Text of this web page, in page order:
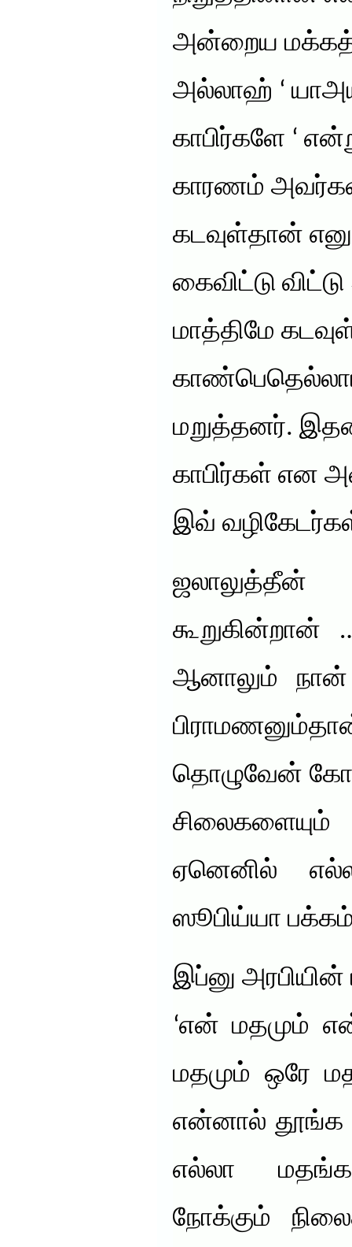
அன்றைய
அல்லாஹ் ‘
காபிர்களே ‘
காரணம்
கடவுள்தான்
கைவிட்டு
மாத்திமே
மறுத்தனர்.
காபிர்கள் என
இவ்
கூறுகின்றான்
ஆனாலும் நான்
தொழுவேன்
ஏனெனில்
ஸூபிய்யா
இப்னு
‘என் மதமும்
மதமும் ஒரே
என்னால் தூங்க
எல்லா
நோக்கும்